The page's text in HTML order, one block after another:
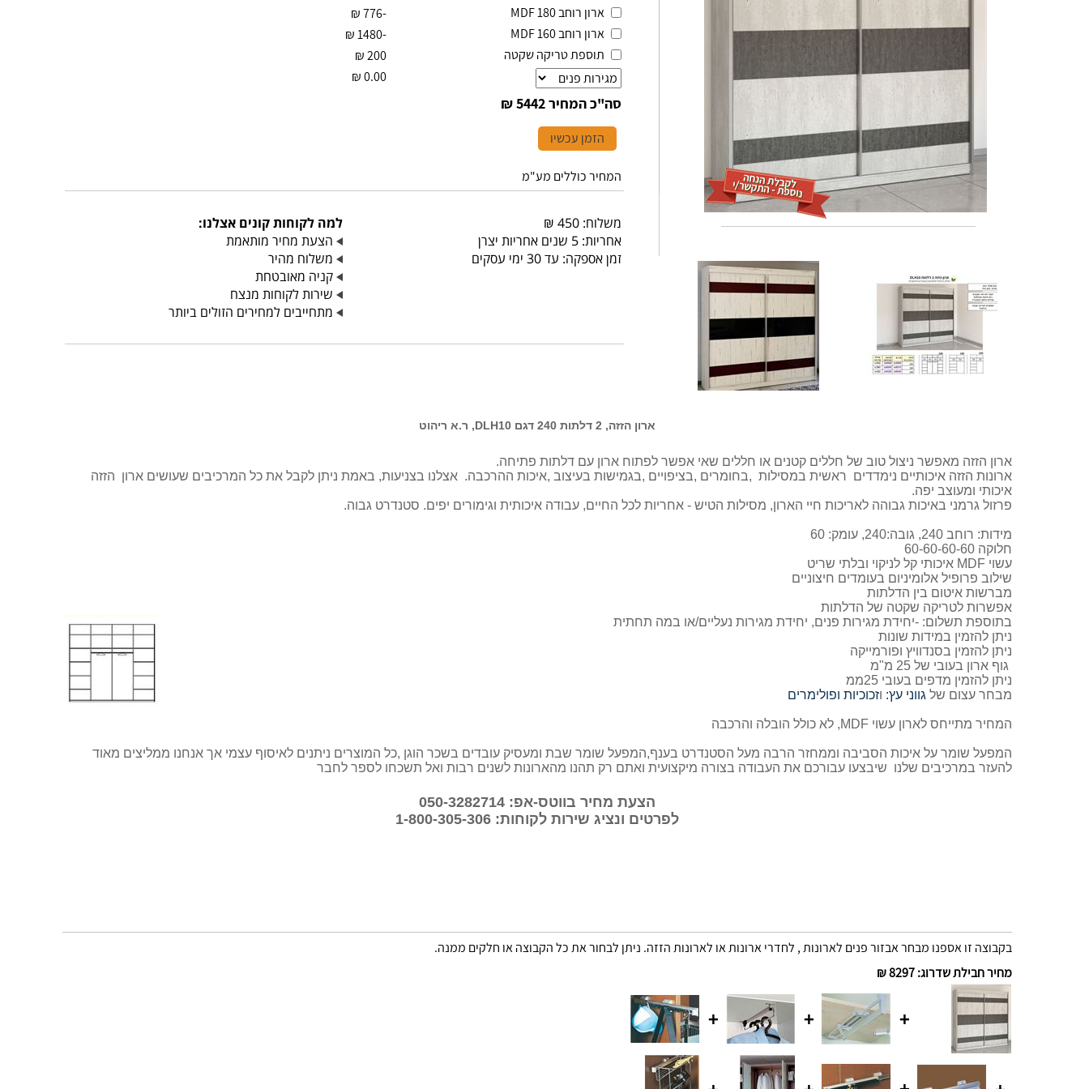
ארון רוחב 180 MDF
-776
₪
ארון רוחב 160 MDF
-1480
₪
תוספת טריקה שקטה
200
₪
0.00
₪
סה"כ המחיר5442 ₪
הזמן עכשיו
המחיר כוללים מע"מ
משלוח: 450 ₪
אחריות: 5 שנים אחריות יצרן
זמן אספקה: עד 30 ימי עסקים
למה לקוחות קונים אצלנו:
הצעת מחיר מותאמת
משלוח מהיר
קניה מאובטחת
שירות לקוחות מנצח
מתחייבים למחירים הזולים ביותר
ארון הזזה, 2 דלתות 240 דגם DLH10, ר.א ריהוט
ארון הזזה מאפשר ניצול טוב של חללים קטנים או חללים שאי אפשר לפתוח ארון עם דלתות פתיחה.
ארונות הזזה איכותיים נימדדים ראשית במסילות ,בחומרים ,בציפויים ,בגמישות בעיצוב ,איכות ההרכבה. אצלנו בצניעות, באמת ניתן לקבל את כל המרכיבים שעושים ארון הזזה
איכותי ומעוצב יפה.
פרזול גרמני באיכות גבוהה לאריכות חיי הארון, מסילות הטיש - אחריות לכל החיים, עבודה איכותית וגימורים יפים. סטנדרט גבוה.
מידות: רוחב 240, גובה:240, עומק: 60
חלוקה 60-60-60-60
עשוי MDF איכותי קל לניקוי ובלתי שריט
שילוב פרופיל אלומיניום בעומדים חיצוניים
מברשות איטום בין הדלתות
אפשרות לטריקה שקטה של הדלתות
בתוספת תשלום: -יחידת מגירות פנים, יחידת מגירות נעליים/או במה תחתית
ניתן להזמין במידות שונות
ניתן להזמין בסנדוויץ ופורמייקה
גוף ארון בעובי של 25 מ"מ
ניתן להזמין מדפים בעובי 25ממ
מבחר עצום של גווני עץ: וזכוכיות ופולימרים
המחיר מתייחס לארון עשוי MDF, לא כולל הובלה והרכבה
המפעל שומר על איכות הסביבה וממחזר הרבה מעל הסטנדרט בענף,המפעל שומר שבת ומעסיק עובדים בשכר הוגן ,כל המוצרים ניתנים לאיסוף עצמי אך אנחנו ממליצים מאוד
להעזר במרכיבים שלנו שיבצעו עבורכם את העבודה בצורה מיקצועית ואתם רק תהנו מהארונות לשנים רבות ואל תשכחו לספר לחבר
הצעת מחיר בווטס-אפ: 050-3282714
לפרטים ונציג שירות לקוחות: 1-800-305-306
בקבוצה זו אספנו מבחר אבזור פנים לארונות , לחדרי ארונות או לארונות הזזה. ניתן לבחור את כל הקבוצה או חלקים ממנה.
מחיר חבילת שדרוג:
8297 ₪
+
+
+